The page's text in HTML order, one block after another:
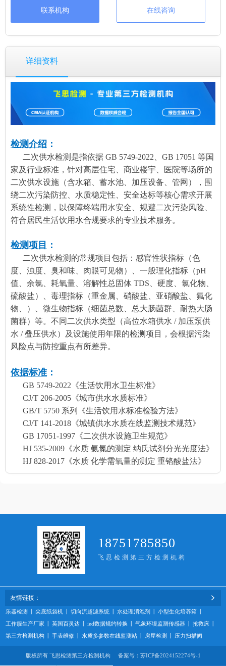
联系机构 在线咨询
详细资料
检测介绍 ：
二次供水检测是指依据 GB 5749-2022、GB 17051 等国
家及行业标准，针对高层住宅、商业楼宇、医院等场所的
二次供水设施（含水箱、蓄水池、加压设备、管网），围
绕二次污染防控、水质稳定性、安全达标等核心需求开展
系统性检测，以保障终端用水安全、规避二次污染风险、
符合居民生活饮用水合规要求的专业技术服务。
检测项目 ：
二次供水检测的常规项目包括：感官性状指标（色
度、浊度、臭和味、肉眼可见物）、一般理化指标（pH
值、余氯、耗氧量、溶解性总固体 TDS、硬度、氯化物、
硫酸盐）、毒理指标（重金属、硝酸盐、亚硝酸盐、氟化
物、）、微生物指标（细菌总数、总大肠菌群、耐热大肠
菌群）等。不同二次供水类型（高位水箱供水 / 加压泵供
水 / 叠压供水）及设施使用年限的检测项目，会根据污染
风险点与防控重点有所差异。
依据标准 ：
GB 5749-2022《生活饮用水卫生标准》
CJ/T 206-2005《城市供水水质标准》
GB/T 5750 系列《生活饮用水标准检验方法》
CJ/T 141-2018《城镇供水水质在线监测技术规范》
GB 17051-1997《二次供水设施卫生规范》
HJ 535-2009《水质 氨氮的测定 纳氏试剂分光光度法》
HJ 828-2017《水质 化学需氧量的测定 重铬酸盐法》
18751785850
飞思检测第三方检测机构
友情链接：
乐器检测 尖底纸袋机 切向流超滤系统 水处理消泡剂 小型生化培养箱
工作服生产厂家 英国百灵达 ied数据规约转换 气象环境监测传感器 抢救床
第三方检测机构 手表维修 水质多参数在线监测站 房屋检测 压力扫描阀
版权所有 飞思检测第三方检测机构 备案号： 苏ICP备2024152274号-1